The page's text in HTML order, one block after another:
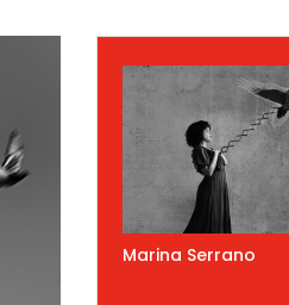
Marina Serrano